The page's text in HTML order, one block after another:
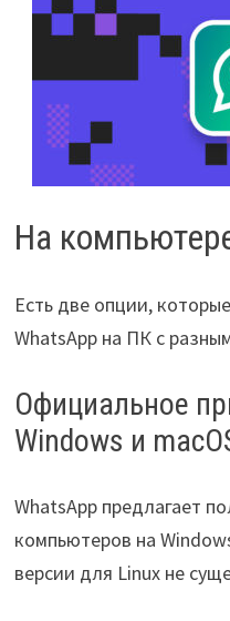
На
Есть две опции,
WhatsApp на ПК с
Официальное
Windows и
WhatsApp предлагает
компьютеров на
версии для Linux не